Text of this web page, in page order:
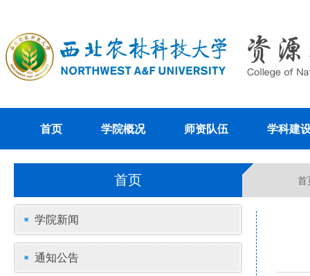
首页 学院概况 师资队伍 学科建
首页 首
学院新闻
通知公告